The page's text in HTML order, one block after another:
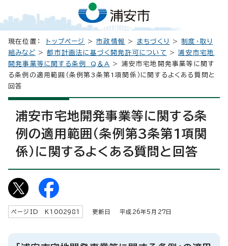
現在位置： トップページ >市政情報 > まちづくり >制度・取り
組みなど >都市計画法に基づく開発許可について >浦安市宅地
開発事業等に関する条例 Q＆A
> 浦安市宅地開発事業等に関す
る条例の適用範囲（条例第3条第1項関係）に関するよくある質問と
回答
浦安市宅地開発事業等に関する条
例の適用範囲（条例第3条第1項関
係）に関するよくある質問と回答
ページID K 1002981 更新日 平成 26年5月 27日